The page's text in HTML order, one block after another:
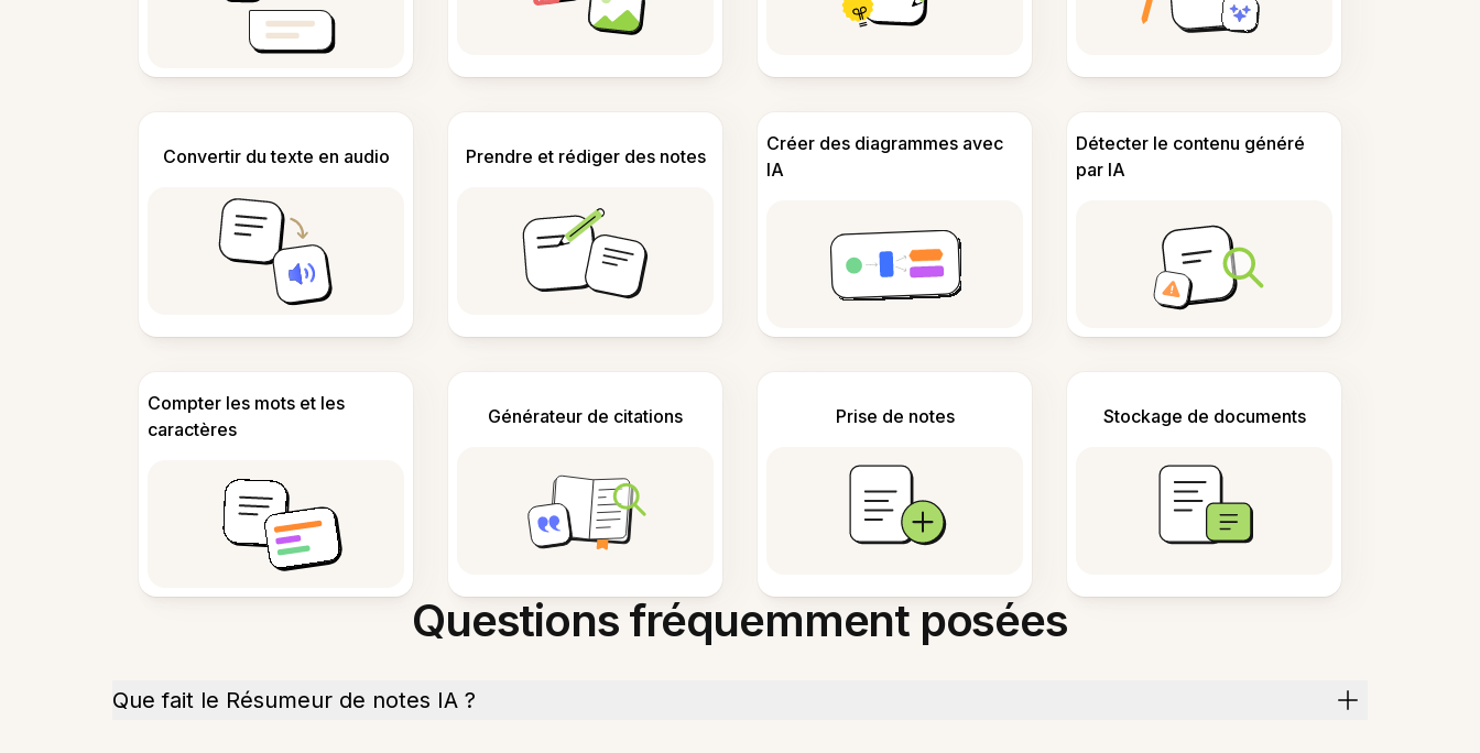
Convertir du texte en audio Prendre et rédiger des notes
Créer des diagrammes avec
IA
Détecter le contenu généré
par IA
Compter les mots et les
caractères
Générateur de citations Prise de notes Stockage de documents
Questions fréquemment posées
Que fait le Résumeur de notes IA ?